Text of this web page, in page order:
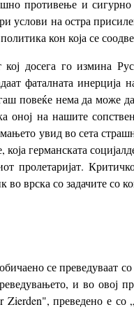
противење и
на остра
кон која се
досега го измина
фаталната
повеќе нема да може
оној на нашите
увид во сета
германската
врска со задачите со
се преведуваат
и во овој
преведено е со